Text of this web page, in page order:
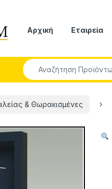
Αρχική Εταιρεία
Search for:
& Θωρακισμένες